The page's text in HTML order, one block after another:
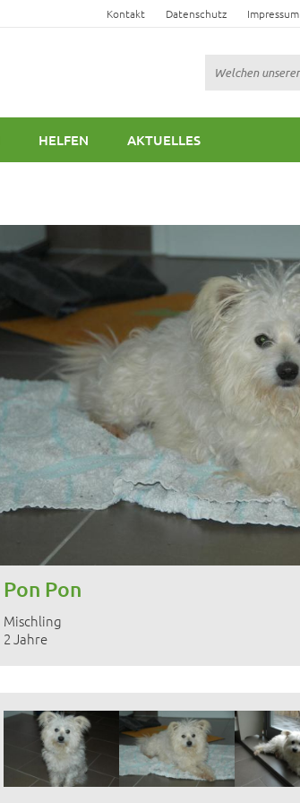
Kontakt Datenschutz Impressum
HELFEN AKTUELLES
Pon Pon
Mischling
2 Jahre